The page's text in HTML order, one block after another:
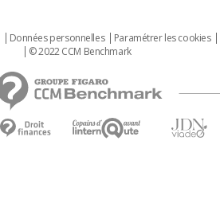
Données personnelles Paramétrer les cookies
© 2022 CCM Benchmark